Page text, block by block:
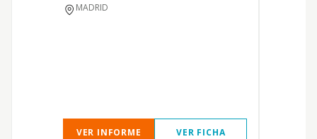
MADRID
VER INFORME VER FICHA